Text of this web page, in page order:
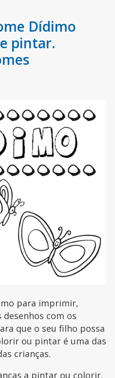
Dídimo
pintar.
para imprimir,
com os
que o seu filho possa
ou pintar é uma das
crianças.
a pintar ou colorir,